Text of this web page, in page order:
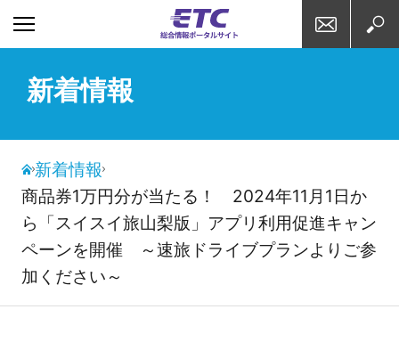
新着情報
新着情報
商品券1万円分が当たる！ 2024年11月1日か
ら「スイスイ旅山梨版」アプリ利用促進キャン
ペーンを開催 ～速旅ドライブプランよりご参
加ください～